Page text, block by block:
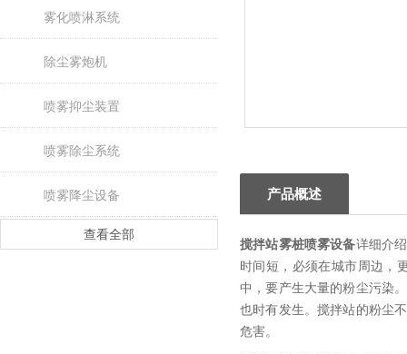
雾化喷淋系统
除尘雾炮机
喷雾抑尘装置
喷雾除尘系统
喷雾降尘设备
查看全部
产品概述
搅拌站雾桩喷雾设备详细介
时间短，必须在城市周边，
中，要产生大量的粉尘污染
也时有发生。搅拌站的粉尘
危害。